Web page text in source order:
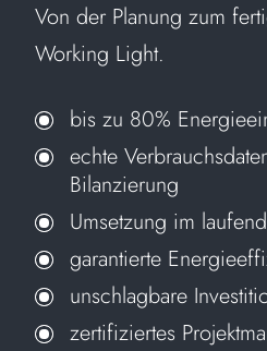
Von der Planung zum
Working Light.
bis zu 80%
echte
Bilanzierung
Umsetzung im
garantierte
unschlagbare
zertifiziertes